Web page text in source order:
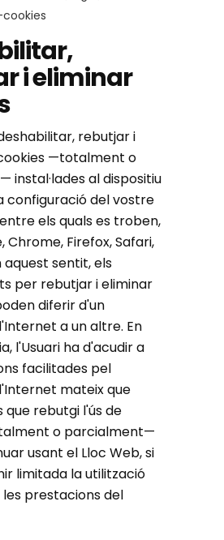
i eliminar
rebutjar i
—totalment o
instal·lades al dispositiu
configuració del vostre
els quals es troben,
Chrome, Firefox, Safari,
aquest sentit, els
per rebutjar i eliminar
diferir d'un
a un altre. En
l'Usuari ha d'acudir a
facilitades pel
mateix que
que rebutgi l'ús de
o parcialment—
usant el Lloc Web, si
limitada la utilització
prestacions del